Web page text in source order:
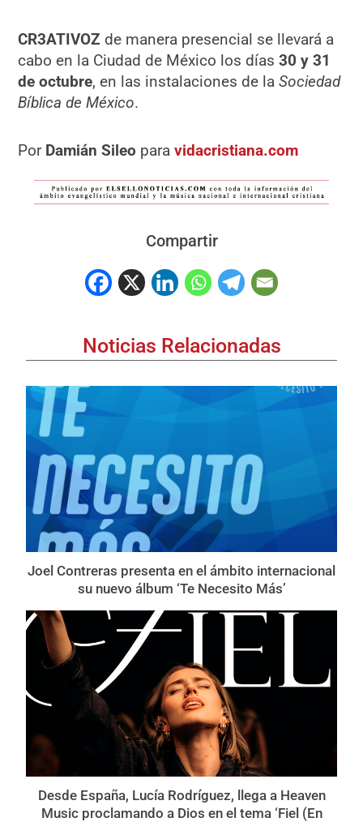
CR3ATIVOZ de manera presencial se llevará a
cabo en la Ciudad de México los días30 y 31
de octubre, en las instalaciones de laSociedad
Bíblica de México.
Por Damián Sileo para vidacristiana.com
Compartir
Noticias Relacionadas
Joel Contreras presenta en el ámbito internacional
su nuevo álbum ‘Te Necesito Más’
Desde España, Lucía Rodríguez, llega a Heaven
Music proclamando a Dios en el tema ‘Fiel (En